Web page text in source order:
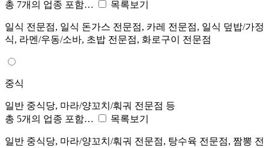
총 7개의 업종 포함… 목록보기
일식 전문점, 일식 돈가스 전문점, 카레 전문점, 일식 덮밥/가정
식, 라멘/우동/소바, 초밥 전문점, 화로구이 전문점
중식
일반 중식당, 마라/양꼬치/훠궈 전문점 등
총 5개의 업종 포함…
목록보기
일반 중식당, 마라/양꼬치/훠궈 전문점, 탕수육 전문점, 짬뽕 전